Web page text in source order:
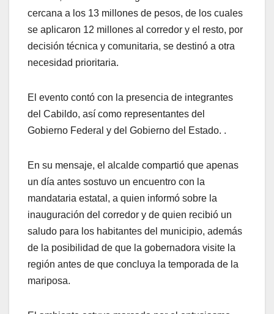
cercana a los 13 millones de pesos, de los cuales
se aplicaron 12 millones al corredor y el resto, por
decisión técnica y comunitaria, se destinó a otra
necesidad prioritaria.
El evento contó con la presencia de integrantes
del Cabildo, así como representantes del
Gobierno Federal y del Gobierno del Estado. .
En su mensaje, el alcalde compartió que apenas
un día antes sostuvo un encuentro con la
mandataria estatal, a quien informó sobre la
inauguración del corredor y de quien recibió un
saludo para los habitantes del municipio, además
de la posibilidad de que la gobernadora visite la
región antes de que concluya la temporada de la
mariposa.